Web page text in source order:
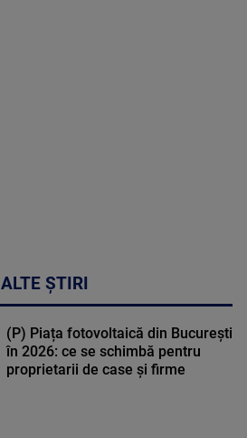
ALTE ȘTIRI
(P) Piața fotovoltaică din București
în 2026: ce se schimbă pentru
proprietarii de case și firme